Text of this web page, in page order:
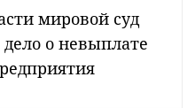
мировой суд
дело о невыплате